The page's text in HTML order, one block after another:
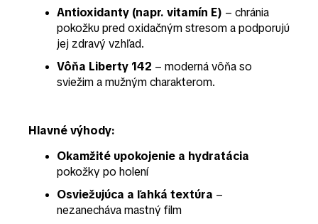
Antioxidanty (napr. vitamín E) – chránia
pokožku pred oxidačným stresom a podporujú
jej zdravý vzhľad.
Vôňa Liberty 142 – moderná vôňa so
sviežim a mužným charakterom.
Hlavné výhody:
Okamžité upokojenie a hydratácia
pokožky po holení
Osviežujúca a ľahká textúra –
nezanecháva mastný film